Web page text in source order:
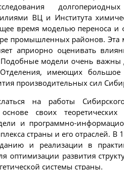
ВЦ и Института
время моделью переноса
промышленных районов. Эта
априорно оценивать
модели очень важны
имеющих большое
производительных сил
на работы Сибирского
своих теоретических
и программно-
страны и его отраслей. В
и реализации в
оптимизации развития
системы страны.